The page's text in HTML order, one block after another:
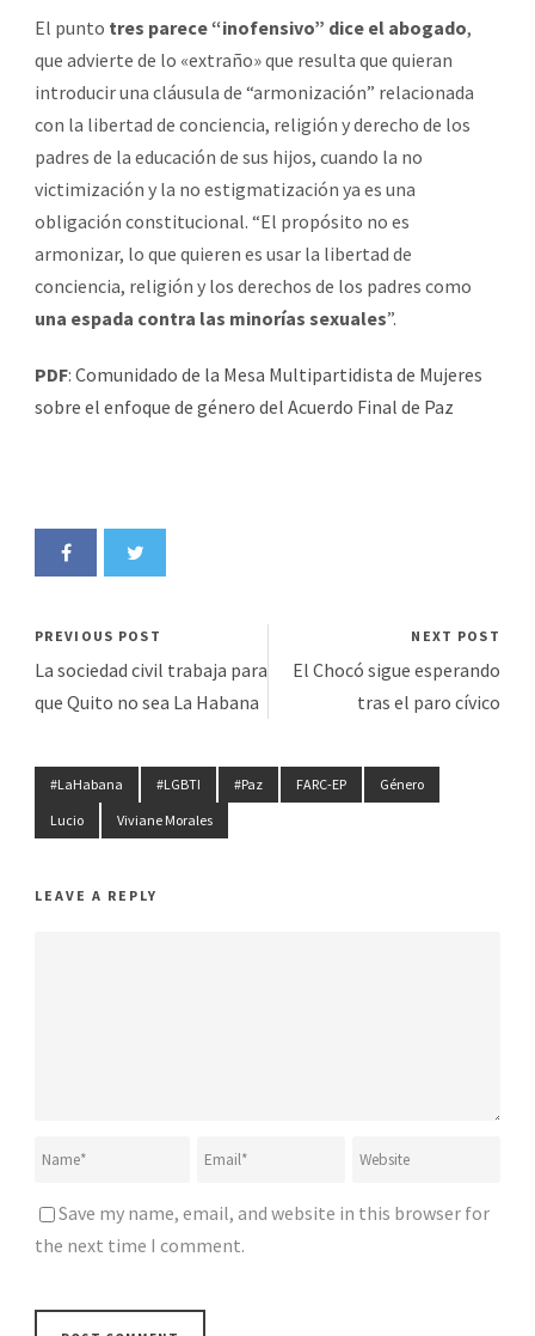
El punto tres parece “inofensivo” dice el abogado,
que advierte de lo «extraño» que resulta que quieran
introducir una cláusula de “armonización” relacionada
con la libertad de conciencia, religión y derecho de los
padres de la educación de sus hijos, cuando la no
victimización y la no estigmatización ya es una
obligación constitucional. “El propósito no es
armonizar, lo que quieren es usar la libertad de
conciencia, religión y los derechos de los padres como
una espada contra las minorías sexuales”.
PDF: Comunidado de la Mesa Multipartidista de Mujeres
sobre el enfoque de género del Acuerdo Final de Paz
PREVIOUS POST
La sociedad civil trabaja para
que Quito no sea La Habana
NEXT POST
El Chocó sigue esperando
tras el paro cívico
#LaHabana #LGBTI #Paz FARC-EP
Género
Lucio
Viviane Morales
LEAVE A REPLY
Save my name, email, and website in this browser for
the next time I comment.